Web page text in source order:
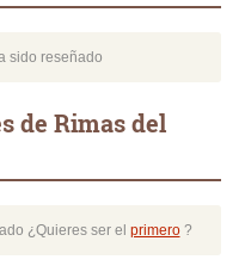
sido reseñado
de Rimas del
¿Quieres ser el primero?